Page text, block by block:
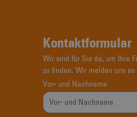
Kontaktformular
Wir sind für Sie da, um Ihre
zu finden. Wir melden uns
Vor- und Nachname